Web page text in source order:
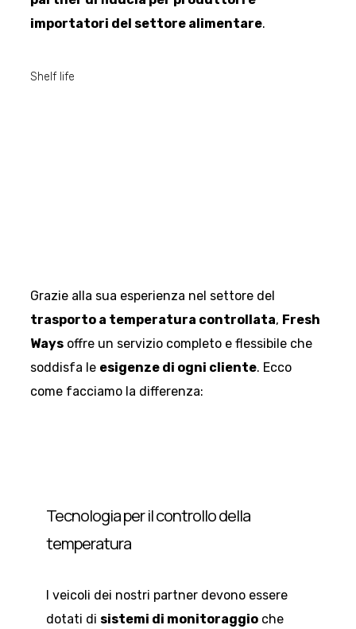
importatori del settore alimentare.
Shelf life
Grazie alla sua esperienza nel settore del
trasporto a temperatura controllata, Fresh
Ways offre un servizio completo e flessibile che
soddisfa le esigenze di ogni cliente. Ecco
come facciamo la differenza:
Tecnologia per il controllo della
temperatura
I veicoli dei nostri partner devono essere
dotati di sistemi di monitoraggio che